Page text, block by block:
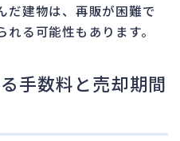
だ建物は、再販が困難で
る可能性もあります。
手数料と売却期間